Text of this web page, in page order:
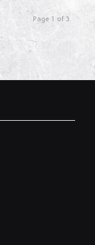
Page 1 of 3